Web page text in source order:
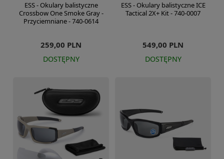
ESS - Okulary balistyczne
Crossbow One Smoke Gray -
Przyciemniane - 740-0614
259,00 PLN
DOSTĘPNY
ESS - Okulary balistyczne ICE
Tactical 2X+ Kit - 740-0007
549,00 PLN
DOSTĘPNY